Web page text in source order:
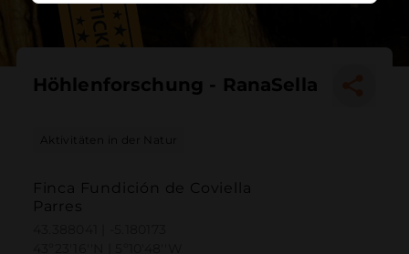
Höhlenforschung - RanaSella
Aktivitäten in der Natur
Finca Fundición de Coviella
Parres